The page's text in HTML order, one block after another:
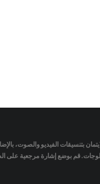
بتنسيقات الفيديو والصوت،
قم بوضع إشارة مرجعية على